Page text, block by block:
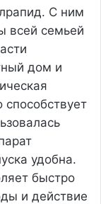
С ним
всей семьей
дом и
способствует
удобна.
быстро
и действие